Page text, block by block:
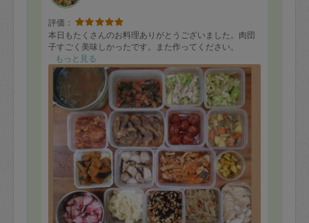
評価：
本日もたくさんのお料理ありがとうございました。肉団
子すごく美味しかったです。また作ってください。
もっと見る